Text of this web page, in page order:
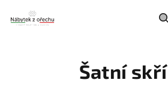
obsah
Šatní